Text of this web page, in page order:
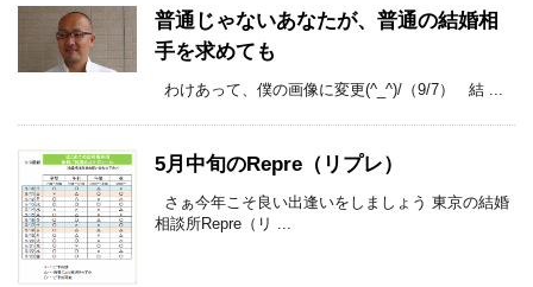
普通じゃないあなたが、普通の結婚相
手を求めても
わけあって、僕の画像に変更(^_^)/（9/7） 結 ...
5月中旬のRepre（リプレ）
さぁ今年こそ良い出逢いをしましょう 東京の結婚
相談所Repre（リ ...